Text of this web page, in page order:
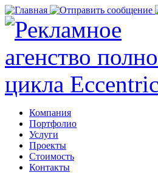
Компания
Портфолио
Услуги
Проекты
Стоимость
Контакты